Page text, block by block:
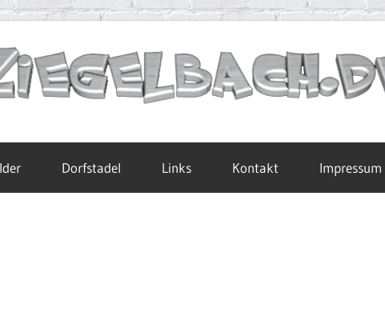
Dorfstadel Links Kontakt Impressum